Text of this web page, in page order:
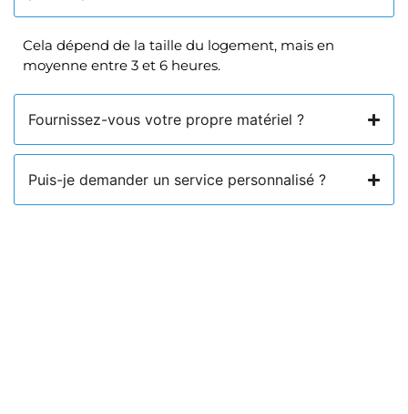
Cela dépend de la taille du logement, mais en
moyenne entre 3 et 6 heures.
Fournissez-vous votre propre matériel ?
Puis-je demander un service personnalisé ?